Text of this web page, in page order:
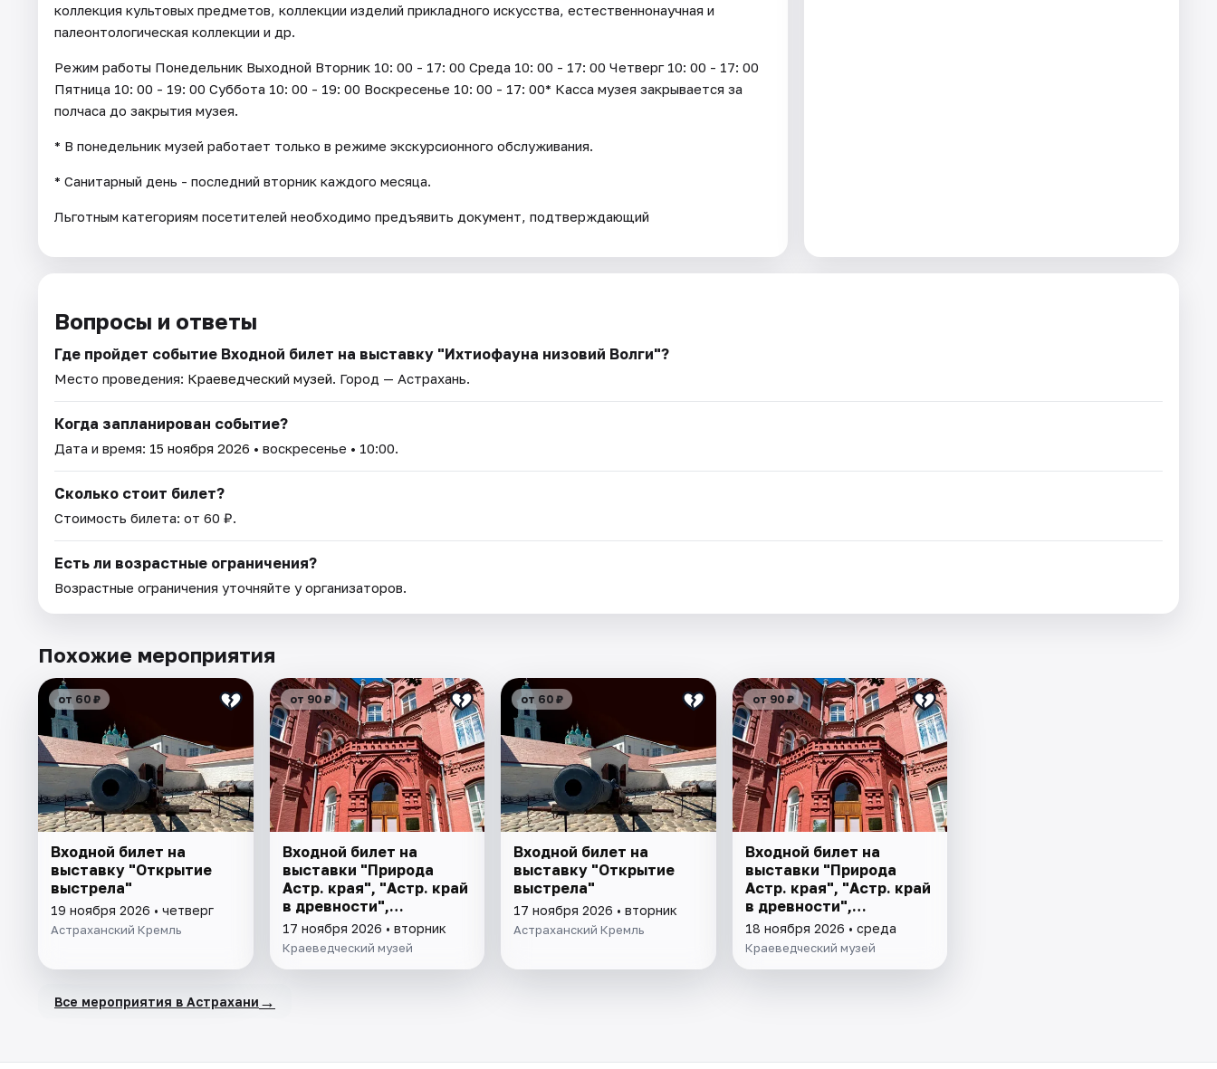
коллекция культовых предметов, коллекции изделий прикладного искусства, естественнонаучная и
палеонтологическая коллекции и др.
Режим работы Понедельник Выходной Вторник 10: 00 - 17: 00 Среда 10: 00 - 17: 00 Четверг 10: 00 - 17: 00
Пятница 10: 00 - 19: 00 Суббота 10: 00 - 19: 00 Воскресенье 10: 00 - 17: 00* Касса музея закрывается за
полчаса до закрытия музея.
* В понедельник музей работает только в режиме экскурсионного обслуживания.
* Санитарный день - последний вторник каждого месяца.
Льготным категориям посетителей необходимо предъявить документ, подтверждающий
Вопросы и ответы
Где пройдет событие Входной билет на выставку "Ихтиофауна низовий Волги"?
Место проведения: Краеведческий музей. Город — Астрахань.
Когда запланирован событие?
Дата и время: 15 ноября 2026 • воскресенье • 10:00.
Сколько стоит билет?
Стоимость билета: от 60 ₽.
Есть ли возрастные ограничения?
Возрастные ограничения уточняйте у организаторов.
Похожие мероприятия
от 60 ₽
Входной билет на
выставку "Открытие
выстрела"
19 ноября 2026 • четверг
Астраханский Кремль
от 90 ₽
Входной билет на
выставки "Природа
Астр. края", "Астр. край
в древности",
"Заселение Астр. края"
17 ноября 2026 • вторник
Краеведческий музей
от 60 ₽
Входной билет на
выставку "Открытие
выстрела"
17 ноября 2026 • вторник
Астраханский Кремль
от 90 ₽
Входной билет на
выставки "Природа
Астр. края", "Астр. край
в древности",
"Заселение Астр. края"
18 ноября 2026 • среда
Краеведческий музей
Все мероприятия в Астрахани →